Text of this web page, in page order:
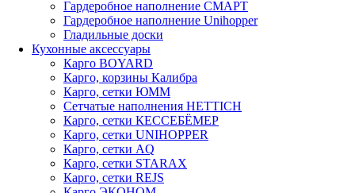
Гардеробное наполнение СМАРТ
Гардеробное наполнение Unihopper
Гладильные доски
Кухонные аксессуары
Карго BOYARD
Карго, корзины Калибра
Карго, сетки ЮММ
Сетчатые наполнения HETTICH
Карго, сетки КЕССЕБЁМЕР
Карго, сетки UNIHOPPER
Карго, сетки AQ
Карго, сетки STARAX
Карго, сетки REJS